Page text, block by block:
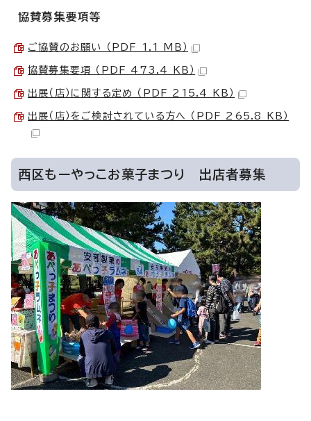
協賛募集要項等
ご協賛のお願い （PDF 1.1 MB）
協賛募集要項 （PDF 473.4 KB）
出展（店）に関する定め （PDF 215.4 KB）
出展（店）をご検討されている方へ （PDF 265.8 KB）
西区もーやっこお菓子まつり 出店者募集